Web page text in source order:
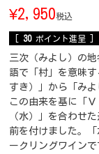
¥2,950税込
30 ポイント進呈 ]
三次（みよし）の
語で「村」を意味
すき）」から「みよ
この由来を基に「
（水）」を合わせ
前を付けました。
ークリングワイン